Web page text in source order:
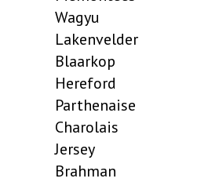
Wagyu
Lakenvelder
Blaarkop
Hereford
Parthenaise
Charolais
Jersey
Brahman